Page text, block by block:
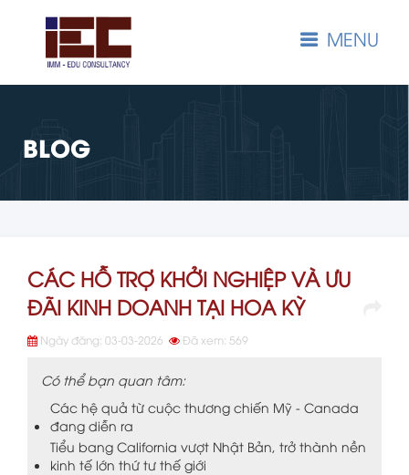
BLOG
CÁC HỖ TRỢ KHỞI NGHIỆP VÀ ƯU
ĐÃI KINH DOANH TẠI HOA KỲ
Ngày đăng: 03-03-2026 Đã xem: 569
Có thể bạn quan tâm:
Các hệ quả từ cuộc thương chiến Mỹ - Canada
đang diễn ra
Tiểu bang California vượt Nhật Bản, trở thành nền
kinh tế lớn thứ tư thế giới
MENU